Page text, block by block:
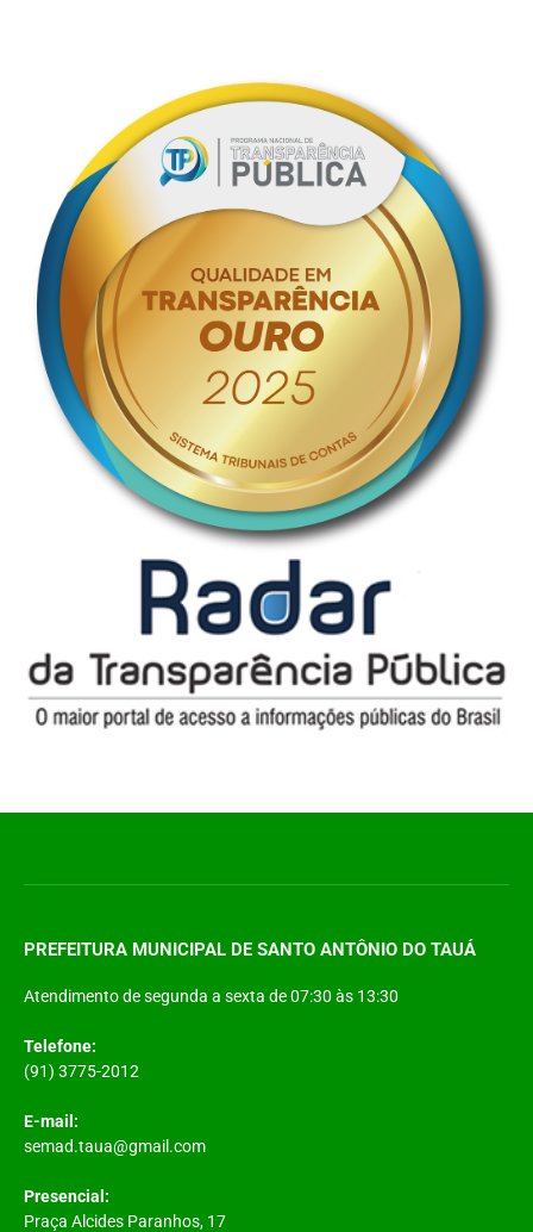
PREFEITURA MUNICIPAL DE SANTO ANTÔNIO DO TAUÁ
Atendimento de segunda a sexta de 07:30 às 13:30
Telefone:
(91) 3775-2012
E-mail:
semad.taua@gmail.com
Presencial:
Praça Alcides Paranhos, 17